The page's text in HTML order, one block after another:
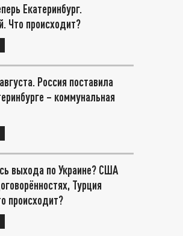
Екатеринбург.
Что происходит?
Россия поставила
– коммунальная
выхода по Украине? США
Турция
происходит?